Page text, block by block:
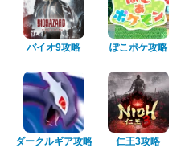
バイオ9攻略 ぽこポケ攻略
ダークルギア攻略 仁王3攻略